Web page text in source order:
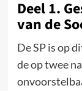
Deel 1.
van de
De SP is op
de op twee